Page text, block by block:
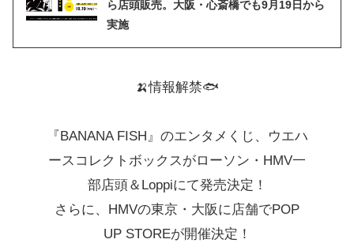
ら店頭販売。大阪・心斎橋でも9月19日から
実施
🍌情報解禁🐟
『BANANA FISH』のエンタメくじ、ウエハ
ースコレクトボックスがローソン・HMV一
部店頭＆Loppiにて発売決定！
さらに、HMVの東京・大阪に店舗でPOP
UP STOREが開催決定！